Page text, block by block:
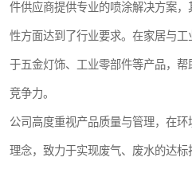
件供应商提供专业的喷涂解决方案
性方面达到了行业要求。在家居与
于五金灯饰、工业零部件等产品，
竞争力。
公司高度重视产品质量与管理，在
理念，致力于实现废气、废水的达